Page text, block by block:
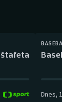
Florbal
Golf
štafeta
Dnes,